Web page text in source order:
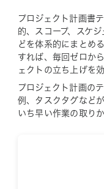
プロジェクト計画書
的、スコープ、スケ
どを体系的にまとめ
すれば、毎回ゼロか
ェクトの立ち上げを
プロジェクト計画の
例、タスクタグなど
いち早い作業の取り